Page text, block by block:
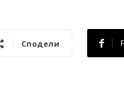
Сподели